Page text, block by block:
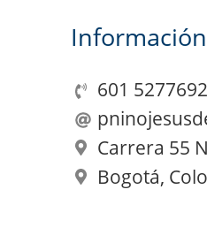
601
Carrera 55
Bogotá,